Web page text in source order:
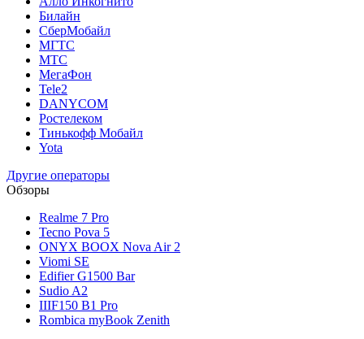
Билайн
СберМобайл
МГТС
МТС
МегаФон
Tele2
DANYCOM
Ростелеком
Тинькофф Мобайл
Yota
Другие операторы
Обзоры
Realme 7 Pro
Tecno Pova 5
ONYX BOOX Nova Air 2
Viomi SE
Edifier G1500 Bar
Sudio A2
IIIF150 B1 Pro
Rombica myBook Zenith